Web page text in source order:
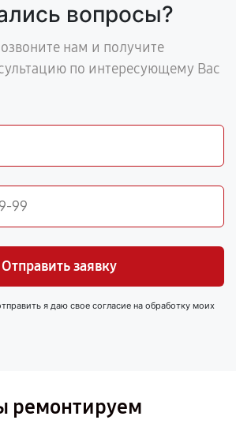
вопросы?
нам и получите
по интересующему Вас
Отправить заявку
я даю свое согласие на обработку моих
ремонтируем